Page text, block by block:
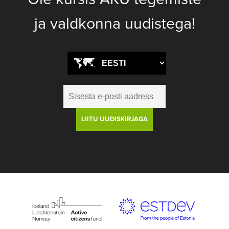
ja valdkonna uudistega!